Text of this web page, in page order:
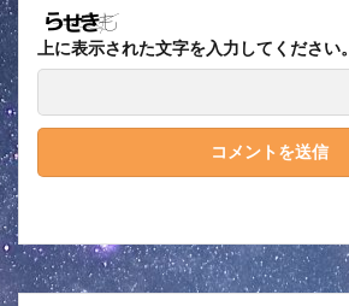
上に表示された文字を入力してください。